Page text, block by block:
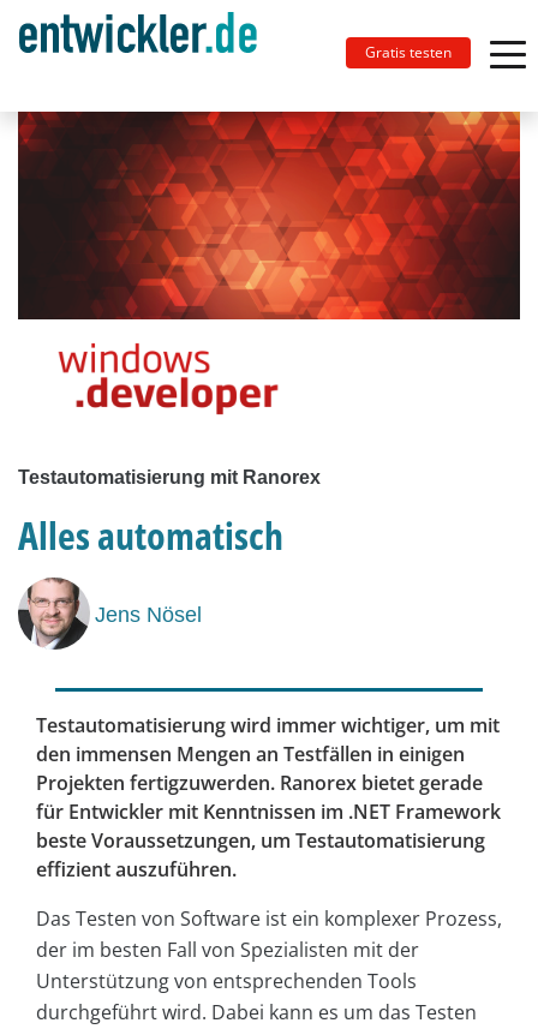
Gratis testen
Testautomatisierung mit Ranorex
Alles automatisch
Jens Nösel
Testautomatisierung wird immer wichtiger, um mit
den immensen Mengen an Testfällen in einigen
Projekten fertigzuwerden. Ranorex bietet gerade
für Entwickler mit Kenntnissen im .NET Framework
beste Voraussetzungen, um Testautomatisierung
effizient auszuführen.
Das Testen von Software ist ein komplexer Prozess,
der im besten Fall von Spezialisten mit der
Unterstützung von entsprechenden Tools
durchgeführt wird. Dabei kann es um das Testen